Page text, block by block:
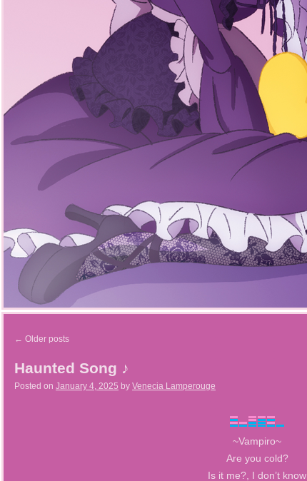
← Older posts
Haunted Song ♪
Posted on January 4, 2025 by Venecia Lamperouge
~Vampiro~
Are you cold?
Is it me?, I don’t know